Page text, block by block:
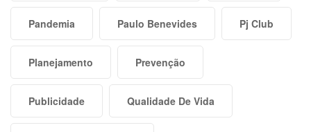
Pandemia Paulo Benevides Pj Club
Planejamento Prevenção
Publicidade Qualidade De Vida